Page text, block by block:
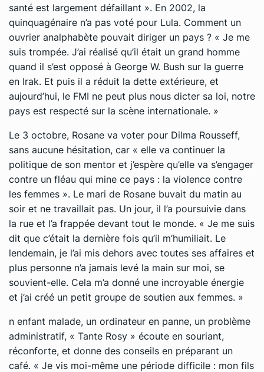
santé est largement défaillant ». En 2002, la
quinquagénaire n’a pas voté pour Lula. Comment un
ouvrier analphabète pouvait diriger un pays ? « Je me
suis trompée. J’ai réalisé qu’il était un grand homme
quand il s’est opposé à George W. Bush sur la guerre
en Irak. Et puis il a réduit la dette extérieure, et
aujourd’hui, le FMI ne peut plus nous dicter sa loi, notre
pays est respecté sur la scène internationale. »
Le 3 octobre, Rosane va voter pour Dilma Rousseff,
sans aucune hésitation, car « elle va continuer la
politique de son mentor et j’espère qu’elle va s’engager
contre un fléau qui mine ce pays : la violence contre
les femmes ». Le mari de Rosane buvait du matin au
soir et ne travaillait pas. Un jour, il l’a poursuivie dans
la rue et l’a frappée devant tout le monde. « Je me suis
dit que c’était la dernière fois qu’il m’humiliait. Le
lendemain, je l’ai mis dehors avec toutes ses affaires et
plus personne n’a jamais levé la main sur moi, se
souvient-elle. Cela m’a donné une incroyable énergie
et j’ai créé un petit groupe de soutien aux femmes. »
n enfant malade, un ordinateur en panne, un problème
administratif, « Tante Rosy » écoute en souriant,
réconforte, et donne des conseils en préparant un
café. « Je vis moi-même une période difficile : mon fils